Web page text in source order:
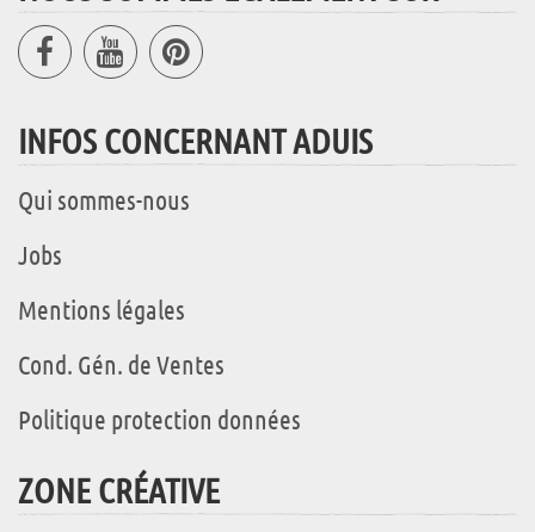
INFOS CONCERNANT ADUIS
Qui sommes-nous
Jobs
Mentions légales
Cond. Gén. de Ventes
Politique protection données
ZONE CRÉATIVE